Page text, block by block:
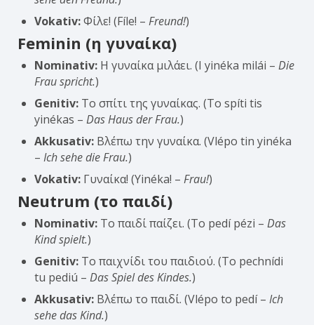
Vokativ:Φίλε! (Fíle! – Freund!)
Feminin (η γυναίκα)
Nominativ: Η γυναίκα μιλάει. (I yinéka milái – Die
Frau spricht.)
Genitiv: Το σπίτι της γυναίκας. (To spíti tis
yinékas – Das Haus der Frau.)
Akkusativ: Βλέπω την γυναίκα. (Vlépo tin yinéka
– Ich sehe die Frau.)
Vokativ: Γυναίκα! (Yinéka! – Frau!)
Neutrum (το παιδί)
Nominativ: Το παιδί παίζει. (To pedí pézi – Das
Kind spielt.)
Genitiv: Το παιχνίδι του παιδιού. (To pechnídi
tu pediú – Das Spiel des Kindes.)
Akkusativ: Βλέπω το παιδί. (Vlépo to pedí – Ich
sehe das Kind.)